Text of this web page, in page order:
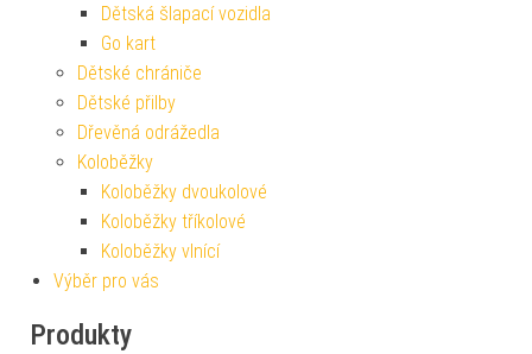
Dětská šlapací vozidla
Go kart
Dětské chrániče
Dětské přilby
Dřevěná odrážedla
Koloběžky
Koloběžky dvoukolové
Koloběžky tříkolové
Koloběžky vlnící
Výběr pro vás
Produkty